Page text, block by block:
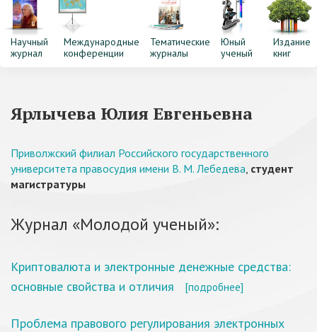
Научный
журнал
Международные
конференции
Тематические
журналы
Юный
ученый
Издание
книг
Ярлычева Юлия Евгеньевна
Приволжский филиал Российского государственного
университета правосудия имени В. М. Лебедева, студент
магистратуры
Журнал «Молодой ученый»:
Криптовалюта и электронные денежные средства:
основные свойства и отличия
[подробнее]
Проблема правового регулирования электронных